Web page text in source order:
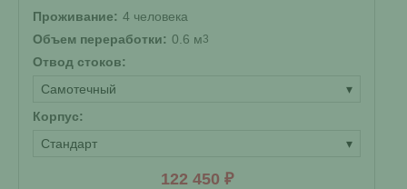
Проживание: 4 человека
Объем переработки: 0.6 м3
Отвод стоков:
Самотечный
▾
Корпус:
Стандарт
▾
122 450 ₽